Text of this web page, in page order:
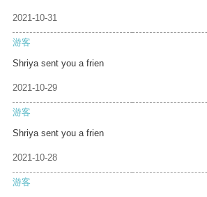
2021-10-31
游客
Shriya sent you a frien
2021-10-29
游客
Shriya sent you a frien
2021-10-28
游客